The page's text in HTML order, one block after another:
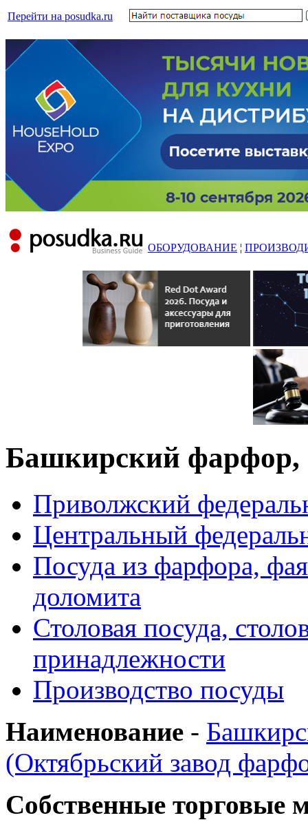
Перейти на posudka.ru
ОБОРУДОВАНИЕ ¦
Башкирский
Приволжский
Центральный
Посуда из фарфора,
доломита
Столовая посуда,
принадлежности
Производство посуды
Наименование -
(Октябрьский завод
Собственные торговые